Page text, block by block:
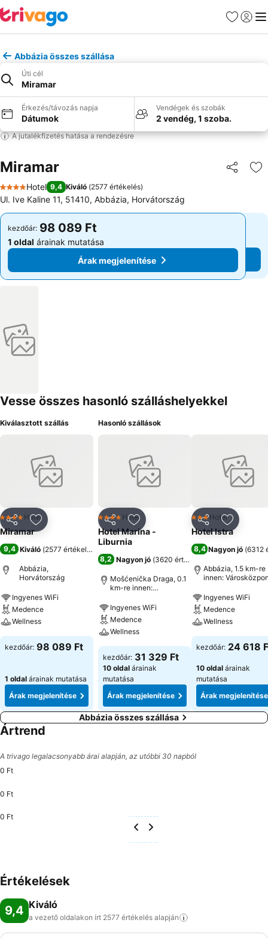
Kedvencek
Abbázia összes szállása
Úti cél
Miramar
Érkezés/távozás napja
Dátumok
Vendégek és szobák
2 vendég, 1 szoba.
A jutalékfizetés hatása a rendezésre
Miramar
4 Kategória
Hotel 9,4 Kiváló (2577 értékelés)
Ul. Ive Kaline 11, 51410, Abbázia, Horvátország
kezdőár: 98 089 Ft
1 oldal árainak mutatása
Árak megjelenítése
kezdőár: 98 089 Ft
1 oldal árainak mutatása
Árak megjelenítése
Vesse összes hasonló szálláshelyekkel
Kiválasztott szállás
MegosztásHozzáadás a kedvencekhez
4 Kategória
Hotel
Miramar
9,4 Kiváló (2577 értékelés
Abbázia,
Horvátország
Ingyenes WiFi
Medence
Wellness
kezdőár: 98 089 Ft
1 oldal árainak mutatása
Árak megjelenítése
Hasonló szállások
MegosztásHozzáadás a kedvencekhez
4 Kategória
Hotel
Hotel Marina -
Liburnia
8,2 Nagyon jó (3620 értékelés
Mošćenička Draga, 0.1
km-re innen:
Ingyenes WiFi
Medence
Wellness
kezdőár: 31 329 Ft
10 oldal árainak
mutatása
Árak megjelenítése
Megosztás
3 Kategória
Hotel
Hotel Istra
8,4 Nagyon jó (6312
Abbázia, 1.5 km-re
innen:
Ingyenes WiFi
Medence
Wellness
kezdőár: 24 618
10 oldal árainak
mutatása
Árak megjelenítése
Abbázia összes szállása
Ártrend
A trivago legalacsonyabb árai alapján, az utóbbi 30 napból
0 Ft
0 Ft
0 Ft
Értékelések
9,4 Kiváló
a vezető oldalakon írt 2577 értékelés alapján